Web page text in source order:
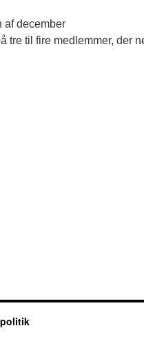
af december
tre til fire medlemmer, der